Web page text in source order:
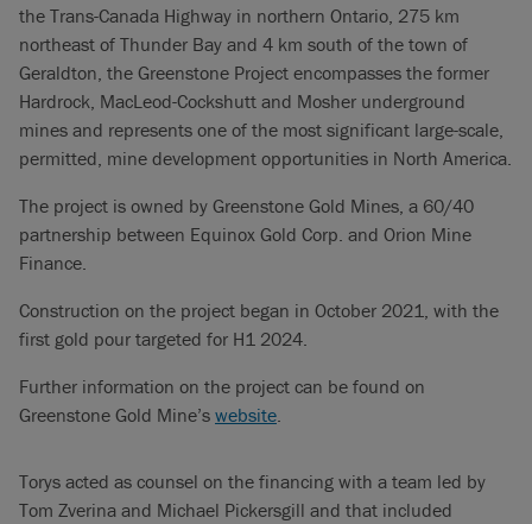
the Trans-Canada Highway in northern Ontario, 275 km
northeast of Thunder Bay and 4 km south of the town of
Geraldton, the Greenstone Project encompasses the former
Hardrock, MacLeod-Cockshutt and Mosher underground
mines and represents one of the most significant large-scale,
permitted, mine development opportunities in North America.
The project is owned by Greenstone Gold Mines, a 60/40
partnership between Equinox Gold Corp. and Orion Mine
Finance.
Construction on the project began in October 2021, with the
first gold pour targeted for H1 2024.
Further information on the project can be found on
Greenstone Gold Mine’s website
Torys acted as counsel on the financing with a team led by
Tom Zverina and Michael Pickersgill and that included